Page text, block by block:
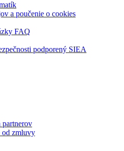
a poučenie o cookies
FAQ
podporený SIEA
od zmluvy